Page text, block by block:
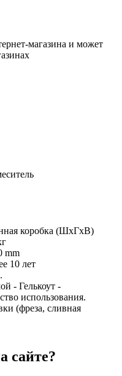
магазина и может
коробка (ШхГхВ)
mm
10 лет
- Гелькоут -
использования.
(фреза, сливная
сайте?